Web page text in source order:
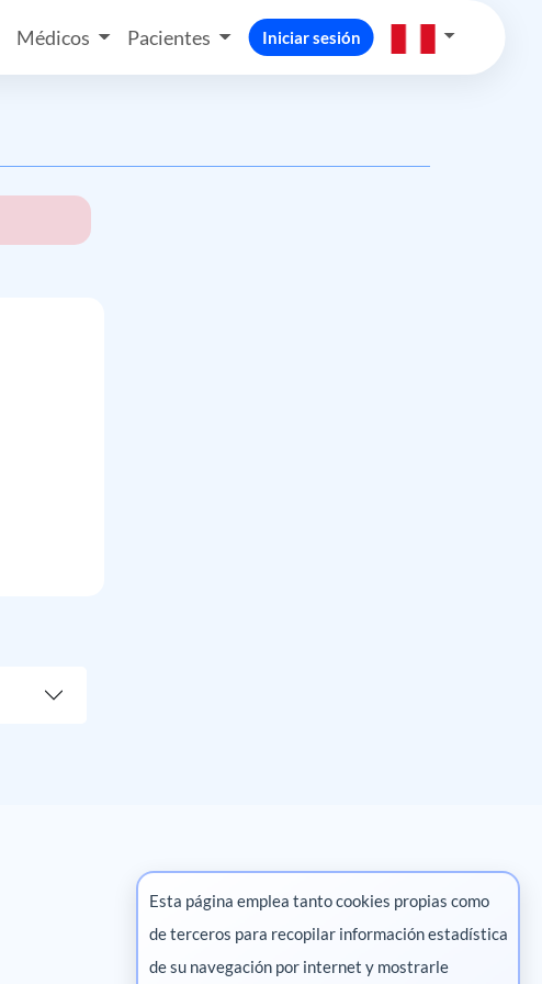
Médicos Pacientes Iniciar sesión
Marketing digital
Esta página emplea tanto cookies propias como
de terceros para recopilar información estadística
de su navegación por internet y mostrarle